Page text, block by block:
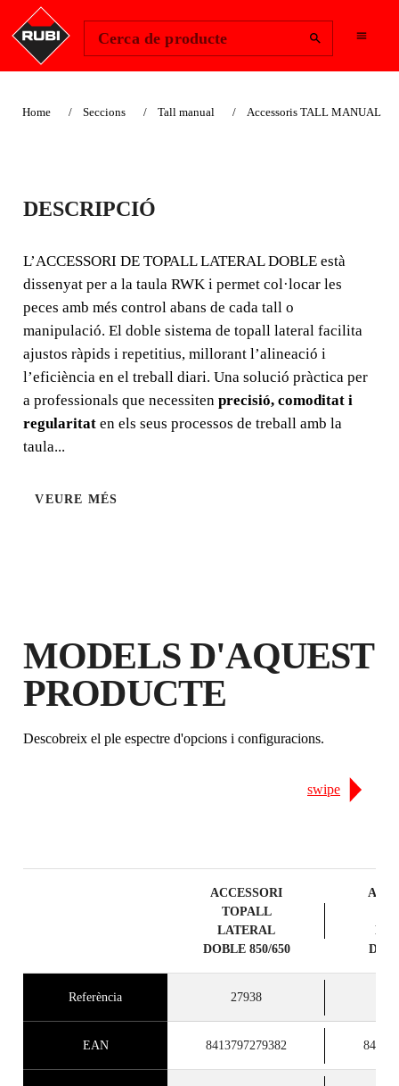
Cerca de producte
Home Seccions Tall manual Accessoris TALL MANUAL
ACCESSORI DE
TOPALL LATERAL
DOBLE
L’ACCESSORI DE TOPALL LATERAL DOBLE per a
la taula RWK ajuda a posicionar les peces amb **més
precisió i agilitat** durant el treball.
DESCRIPCIÓ
L’ACCESSORI DE TOPALL LATERAL DOBLE està
dissenyat per a la taula RWK i permet col·locar les
peces amb més control abans de cada tall o
manipulació. El doble sistema de topall lateral facilita
ajustos ràpids i repetitius, millorant l’alineació i
l’eficiència en el treball diari. Una solució pràctica per
a professionals que necessiten precisió, comoditat i
regularitat en els seus processos de treball amb la
taula...
VEURE MÉS
MODELS D'AQUEST
PRODUCTE
Descobreix el ple espectre d'opcions i configuracions.
swipe
ACCESSORI
TOPALL
LATERAL
DOBLE 850/650
Referència 27938
EAN 8413797279382